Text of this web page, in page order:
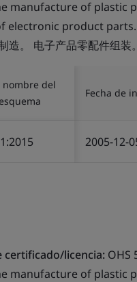
manufacture of plastic
electronic product parts.
造。 电子产品零配件组装。
nombre del
Fecha de
2005-12-
certificado/licencia: OHS
manufacture of plastic